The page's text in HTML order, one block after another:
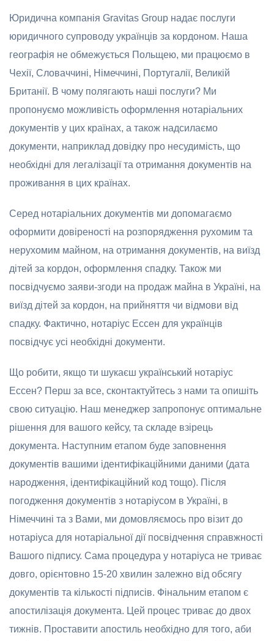
Юридична компанія Gravitas Group надає послуги
юридичного супроводу українців за кордоном. Наша
географія не обмежується Польщею, ми працюємо в
Чехії, Словаччині, Німеччині, Португалії, Великій
Британії. В чому полягають наші послуги? Ми
пропонуємо можливість оформлення нотаріальних
документів у цих країнах, а також надсилаємо
документи, наприклад довідку про несудимість, що
необхідні для легалізації та отримання документів на
проживання в цих країнах.
Серед нотаріальних документів ми допомагаємо
оформити довіреності на розпорядження рухомим та
нерухомим майном, на отримання документів, на виїзд
дітей за кордон, оформлення спадку. Також ми
посвідчуємо заяви-згоди на продаж майна в Україні, на
виїзд дітей за кордон, на прийняття чи відмови від
спадку. Фактично, нотаріус Ессен для українців
посвідчує усі необхідні документи.
Що робити, якщо ти шукаєш український нотаріус
Ессен? Перш за все, сконтактуйтесь з нами та опишіть
свою ситуацію. Наш менеджер запропонує оптимальне
рішення для вашого кейсу, та складе взірець
документа. Наступним етапом буде заповнення
документів вашими ідентифікаційними даними (дата
народження, ідентифікаційний код тощо). Після
погодження документів з нотаріусом в Україні, в
Німеччині та з Вами, ми домовляємось про візит до
нотаріуса для нотаріальної дії посвідчення справжності
Вашого підпису. Сама процедура у нотаріуса не триває
довго, орієнтовно 15-20 хвилин залежно від обсягу
документів та кількості підписів. Фінальним етапом є
апостилізація документа. Цей процес триває до двох
тижнів. Проставити апостиль необхідно для того, аби